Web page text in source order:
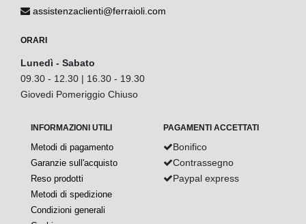
assistenzaclienti@ferraioli.com
ORARI
Lunedì - Sabato
09.30 - 12.30 | 16.30 - 19.30
Giovedi Pomeriggio Chiuso
INFORMAZIONI UTILI
Metodi di pagamento
Garanzie sull'acquisto
Reso prodotti
Metodi di spedizione
Condizioni generali
PAGAMENTI ACCETTATI
Bonifico
Contrassegno
Paypal express